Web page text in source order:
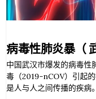
病毒性肺炎暴（
中国武汉市爆发的病毒
毒（2019-nCOV）引起
是人与人之间传播的疾病